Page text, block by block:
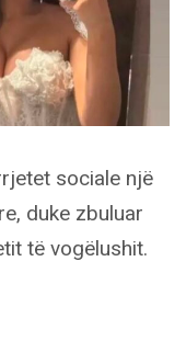
sociale një
duke zbuluar
të vogëlushit.